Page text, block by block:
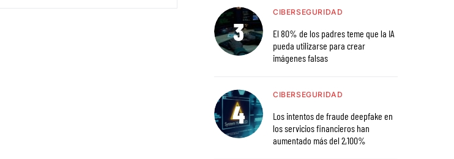
CIBERSEGURIDAD
El 80% de los padres teme que la IA
pueda utilizarse para crear
imágenes falsas
CIBERSEGURIDAD
Los intentos de fraude deepfake en
los servicios financieros han
aumentado más del 2,100%